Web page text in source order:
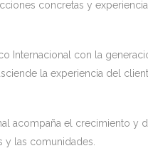
concretas y
Internacional con la
la experiencia del
acompaña el crecimiento y
y las comunidades.